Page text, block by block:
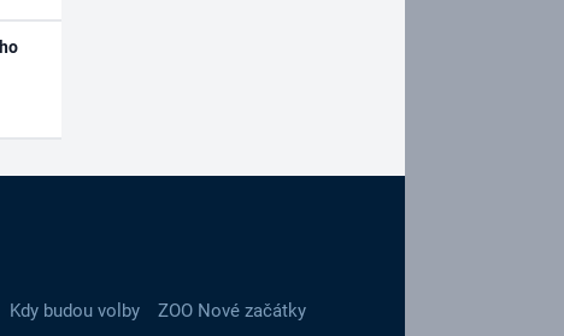
Kdy budou volby
ZOO Nové začátky